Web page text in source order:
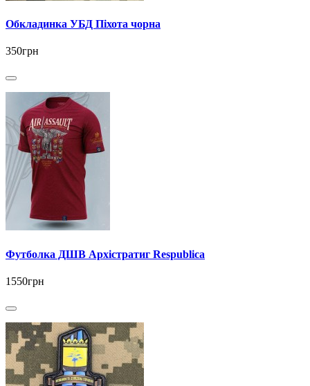
Обкладинка УБД Піхота чорна
350грн
Футболка ДШВ Архістратиг Respublica
1550грн